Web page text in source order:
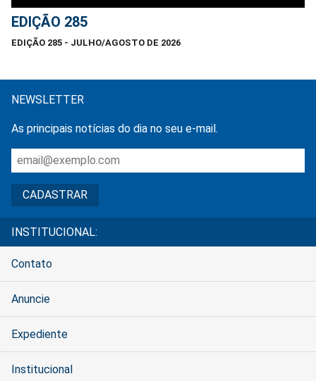
EDIÇÃO 285
EDIÇÃO 285 - JULHO/AGOSTO DE 2026
NEWSLETTER
As principais notícias do dia no seu e-mail.
INSTITUCIONAL:
Contato
Anuncie
Expediente
Institucional